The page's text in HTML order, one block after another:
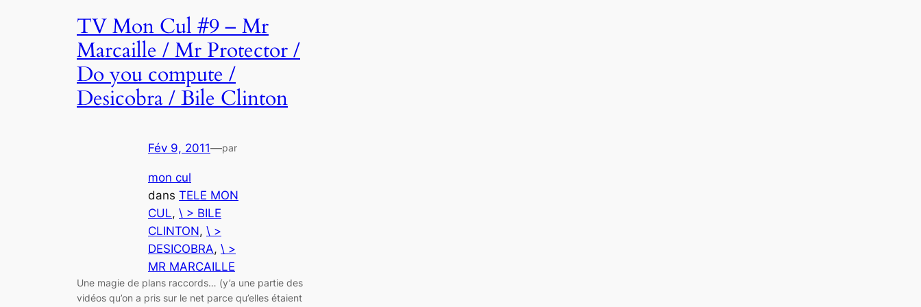
TV Mon Cul #9 – Mr
Marcaille / Mr Protector /
Do you compute /
Desicobra / Bile Clinton
Fév 9, 2011—par
mon cul
dans TELE MON
CUL, \ > BILE
CLINTON, \ >
DESICOBRA, \ >
MR MARCAILLE
Une magie de plans raccords… (y’a une partie des
vidéos qu’on a pris sur le net parce qu’elles étaient